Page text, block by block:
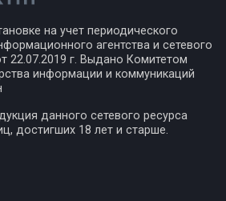
на учет периодического
агентства и сетевого
22.07.2019 г. Выдано Комитетом
информации и коммуникаций
данного сетевого ресурса
достигших 18 лет и старше.